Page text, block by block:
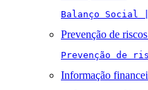
Balanço
Prevenção de
Prevenção de
Informação